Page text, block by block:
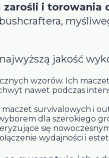
zarośli i torowania
jakość
wzorów. Ich
nawet podczas
survivalowych i
dla szerokiego
się
wydajności i